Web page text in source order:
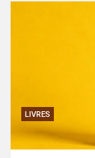
LIVRES